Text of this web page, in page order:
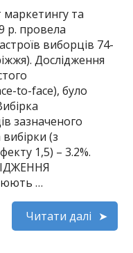
маркетингу та
р. провела
виборців 74-
Дослідження
to-face), було
зазначеного
(з
1,5) – 3.2%.
…
Читати далі